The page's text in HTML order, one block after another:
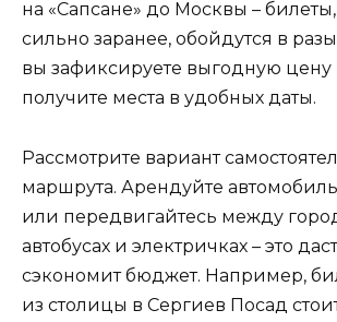
на «Сапсане» до Москвы –
сильно заранее, обойдутся в
вы зафиксируете выгодную цену
получите места в удобных даты.
Рассмотрите вариант
маршрута. Арендуйте
или передвигайтесь между
автобусах и электричках – это
сэкономит бюджет. Например,
из столицы в Сергиев Посад